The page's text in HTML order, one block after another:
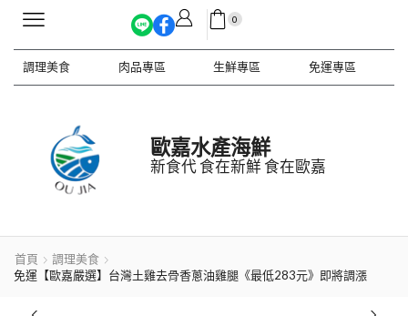
0
調理美食 肉品專區 生鮮專區 免運專區
歐嘉水產海鮮
新食代 食在新鮮 食在歐嘉
首頁
調理美食
免運【歐嘉嚴選】台灣土雞去骨香蔥油雞腿《最低283元》即將調漲